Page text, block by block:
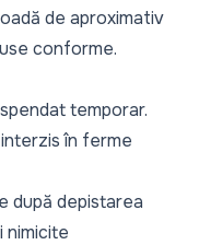
de aproximativ
conforme.
temporar.
în ferme
după depistarea
nimicite